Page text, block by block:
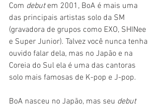
Com debut em 2001, BoA é mais uma
das principais artistas solo da SM
(gravadora de grupos como EXO, SHINee
e Super Junior). Talvez você nunca tenha
ouvido falar dela, mas no Japão e na
Coreia do Sul ela é uma das cantoras
solo mais famosas de K-pop e J-pop.
BoA nasceu no Japão, mas seu debut